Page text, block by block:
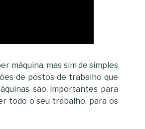
máquina, mas sim de simples
de postos de trabalho que
são importantes para
todo o seu trabalho, para os